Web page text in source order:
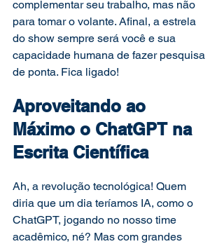
complementar seu trabalho, mas não
para tomar o volante. Afinal, a estrela
do show sempre será você e sua
capacidade humana de fazer pesquisa
de ponta. Fica ligado!
Aproveitando ao
Máximo o ChatGPT na
Escrita Científica
Ah, a revolução tecnológica! Quem
diria que um dia teríamos IA, como o
ChatGPT, jogando no nosso time
acadêmico, né? Mas com grandes